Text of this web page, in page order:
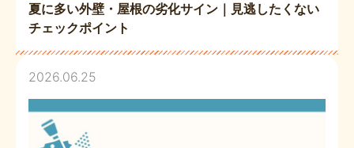
夏に多い外壁・屋根の劣化サイン｜見逃したくない
チェックポイント
2026.06.25